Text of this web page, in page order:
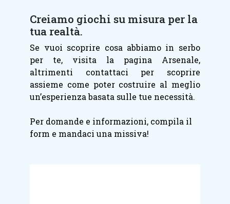
Creiamo giochi su misura per la
tua realtà.
Se vuoi scoprire cosa abbiamo in serbo
per te, visita la pagina Arsenale,
altrimenti contattaci per scoprire
assieme come poter costruire al meglio
un’esperienza basata sulle tue necessità.
Per domande e informazioni, compila il
form e mandaci una missiva!